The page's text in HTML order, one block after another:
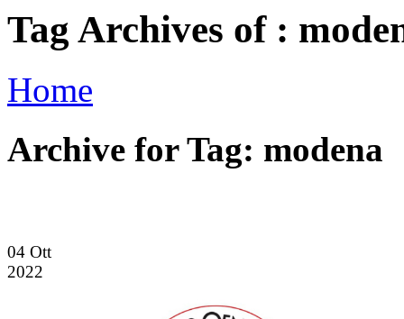
Tag Archives of :
Home
Archive for Tag: modena
04 Ott
2022